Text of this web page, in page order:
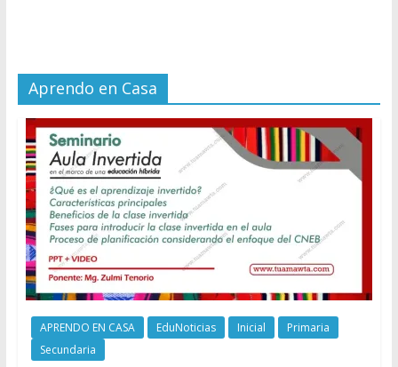
Aprendo en Casa
APRENDO EN CASA EduNoticias Inicial
Primaria
Secundaria